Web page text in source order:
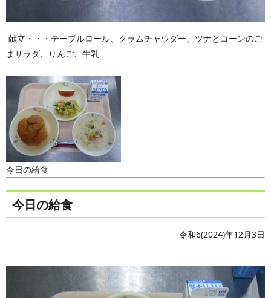
献立・・・テーブルロール、クラムチャウダー、ツナとコーンのご
まサラダ、りんご、牛乳
今日の給食
今日の給食
令和6(2024)年12月3日